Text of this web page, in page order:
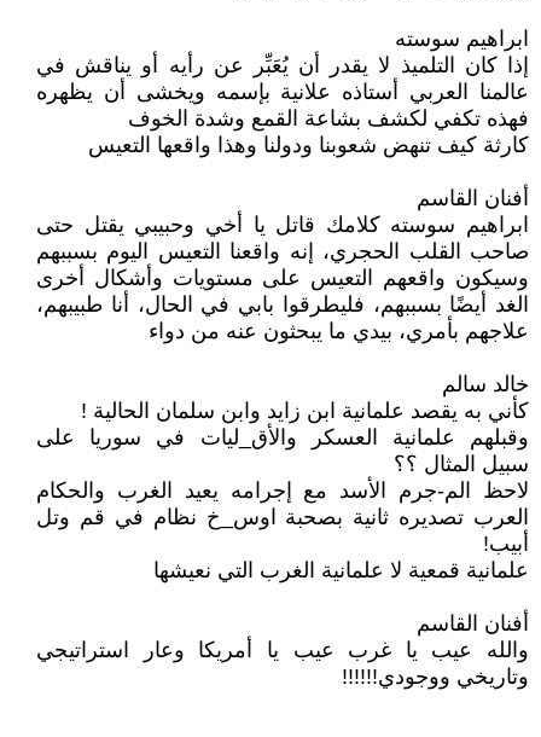
ابراهيم سوسته
إذا كان التلميذ لا يقدر أن يُعَبِّر عن رأيه أو يناقش في
عالمنا العربي أستاذه علانية بإسمه ويخشى أن يظهره
فهذه تكفي لكشف بشاعة القمع وشدة الخوف
كارثة كيف تنهض شعوبنا ودولنا وهذا واقعها التعيس
أفنان القاسم
ابراهيم سوسته كلامك قاتل يا أخي وحبيبي يقتل حتى
صاحب القلب الحجري، إنه واقعنا التعيس اليوم بسببهم
وسيكون واقعهم التعيس على مستويات وأشكال أخرى
الغد أيضًا بسببهم، فليطرقوا بابي في الحال، أنا طبيبهم،
علاجهم بأمري، بيدي ما يبحثون عنه من دواء
خالد سالم
كأني به يقصد علمانية ابن زايد وابن سلمان الحالية !
وقبلهم علمانية العسكر والأق_ليات في سوريا على
سبيل المثال ؟؟
لاحظ الم-جرم الأسد مع إجرامه يعيد الغرب والحكام
العرب تصديره ثانية بصحبة اوس_خ نظام في قم وتل
أبيب!
علمانية قمعية لا علمانية الغرب التي نعيشها
أفنان القاسم
والله عيب يا غرب عيب يا أمريكا وعار استراتيجي
وتاريخي ووجودي!!!!!!